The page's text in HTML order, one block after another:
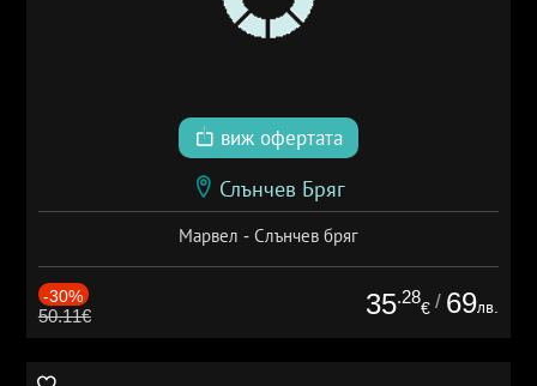
виж офертата
Слънчев Бряг
Марвел - Слънчев бряг
-30%
50.11€ 35.28
€ / 69лв.